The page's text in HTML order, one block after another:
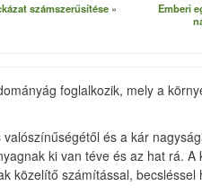
számszerűsítése
Emberi
foglalkozik, mely a
és a kár
ki van téve és az hat rá.
számítással,